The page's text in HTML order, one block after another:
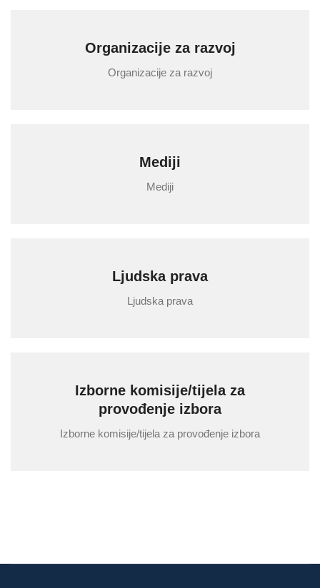
Organizacije za razvoj
Organizacije za razvoj
Mediji
Mediji
Ljudska prava
Ljudska prava
Izborne komisije/tijela za
provođenje izbora
Izborne komisije/tijela za provođenje izbora